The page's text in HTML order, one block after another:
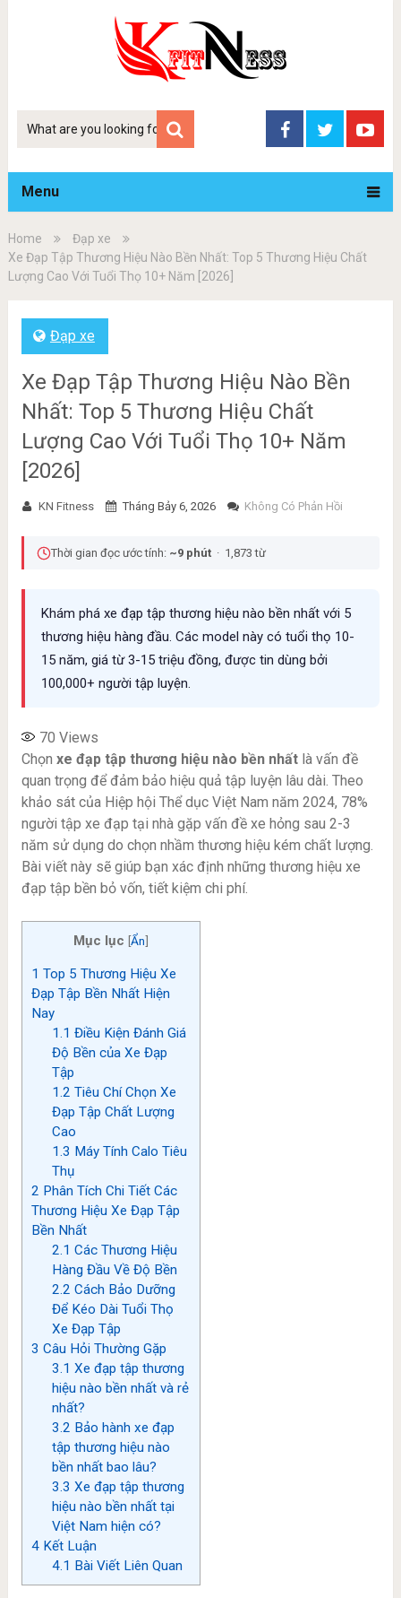
Tim
Menu
Home
Đạp xe
Xe Đạp Tập Thương Hiệu Nào Bền Nhất: Top 5 Thương Hiệu Chất
Lượng Cao Với Tuổi Thọ 10+ Năm [2026]
Đạp xe
Xe Đạp Tập Thương Hiệu Nào Bền
Nhất: Top 5 Thương Hiệu Chất
Lượng Cao Với Tuổi Thọ 10+ Năm
[2026]
KN Fitness Tháng Bảy 6, 2026 Không Có Phản Hồi
Thời gian đọc ước tính: ~9 phút· 1,873 từ
Khám phá xe đạp tập thương hiệu nào bền nhất với 5
thương hiệu hàng đầu. Các model này có tuổi thọ 10-
15 năm, giá từ 3-15 triệu đồng, được tin dùng bởi
100,000+ người tập luyện.
70 Views
Chọn xe đạp tập thương hiệu nào bền nhấtlà vấn đề
quan trọng để đảm bảo hiệu quả tập luyện lâu dài. Theo
khảo sát của Hiệp hội Thể dục Việt Nam năm 2024, 78%
người tập xe đạp tại nhà gặp vấn đề xe hỏng sau 2-3
năm sử dụng do chọn nhầm thương hiệu kém chất lượng.
Bài viết này sẽ giúp bạn xác định những thương hiệu xe
đạp tập bền bỏ vốn, tiết kiệm chi phí.
Mục lục [Ẩn]
1 Top 5 Thương Hiệu Xe
Đạp Tập Bền Nhất Hiện
Nay
1.1 Điều Kiện Đánh Giá
Độ Bền của Xe Đạp
Tập
1.2 Tiêu Chí Chọn Xe
Đạp Tập Chất Lượng
Cao
1.3 Máy Tính Calo Tiêu
Thụ
2 Phân Tích Chi Tiết Các
Thương Hiệu Xe Đạp Tập
Bền Nhất
2.1 Các Thương Hiệu
Hàng Đầu Về Độ Bền
2.2 Cách Bảo Dưỡng
Để Kéo Dài Tuổi Thọ
Xe Đạp Tập
3 Câu Hỏi Thường Gặp
3.1 Xe đạp tập thương
hiệu nào bền nhất và rẻ
nhất?
3.2 Bảo hành xe đạp
tập thương hiệu nào
bền nhất bao lâu?
3.3 Xe đạp tập thương
hiệu nào bền nhất tại
Việt Nam hiện có?
4Kết Luận
4.1 Bài Viết Liên Quan